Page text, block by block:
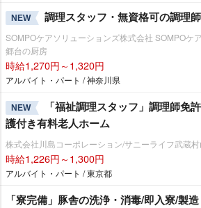
NEW 調理スタッフ・無資格可の調理
SOMPOケアソリューションズ株式会社 SOMPOケ
郷台の厨房
時給1,270円～1,320円
アルバイト・パート / 神奈川県
NEW
「福祉調理スタッフ」調理師免
護付き有料老人ホーム
株式会社川島コーポレーション/サニーライフ武蔵村
時給1,226円～1,300円
アルバイト・パート / 東京都
「寮完備」豚舎の洗浄・消毒/即入寮/製